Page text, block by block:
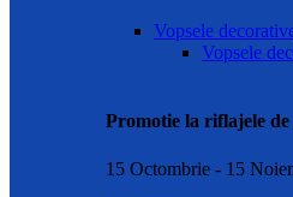
Vopsele
Vopsele
Promotie la riflajele de
15 Octombrie - 15